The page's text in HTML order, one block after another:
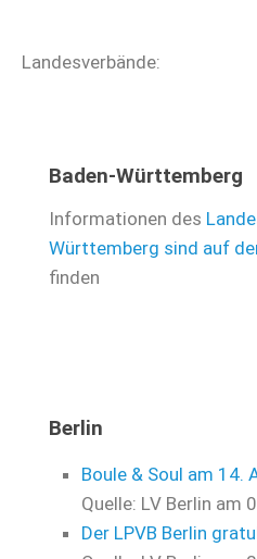
Landesverbände:
Baden-Württemberg
Informationen des
Württemberg sind auf
finden
Berlin
Boule & Soul am 14.
Quelle: LV Berlin am
Der LPVB Berlin